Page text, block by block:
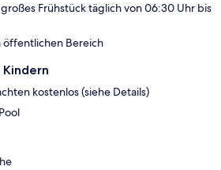
Frühstück täglich von 06:30 Uhr bis
öffentlichen Bereich
kostenlos (siehe Details)